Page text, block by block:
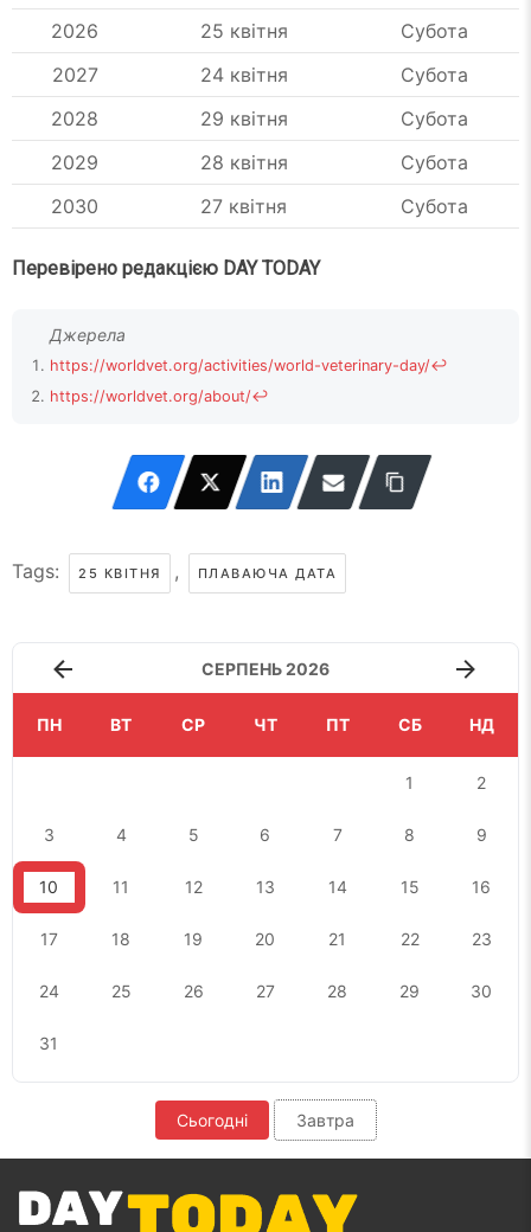
2026
25 квітня
Субота
2027
24 квітня
Субота
2028
29 квітня
Субота
2029
28 квітня
Субота
2030
27 квітня Субота
Перевірено редакцією DAY TODAY
https://worldvet.org/activities/world-veterinary-day/↩
https://worldvet.org/about/↩
Tags: 25 КВІТНЯ , ПЛАВАЮЧА ДАТА
СЕРПЕНЬ 2026
ПН ВТ СР ЧТ ПТ СБ НД
1 2
3 4 5 6 7 8 9
10 11 12 13 14 15 16
17 18 19 20 21 22 23
24 25 26 27 28 29 30
31
Сьогодні Завтра